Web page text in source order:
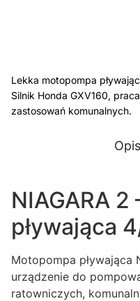
Lekka motopompa
Silnik Honda GXV160,
zastosowań komunalnych.
NIAGARA
pływająca
Motopompa pływająca
urządzenie do
ratowniczych,